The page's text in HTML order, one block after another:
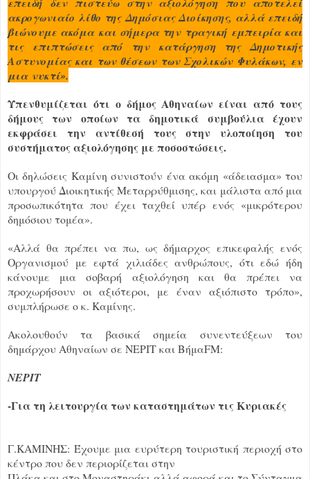
ακρογωνιαίο λίθο της Δημόσιας Διοίκησης, αλλά επειδή
βιώνουμε ακόμα και σήμερα την τραγική εμπειρία και
τις επιπτώσεις από την κατάργηση της Δημοτικής
Αστυνομίας και των θέσεων των Σχολικών Φυλάκων, εν
μια νυκτί».
Υπενθυμίζεται ότι ο δήμος Αθηναίων είναι από τους
δήμους των οποίων τα δημοτικά συμβούλια έχουν
εκφράσει την αντίθεσή τους στην υλοποίηση του
συστήματος αξιολόγησης με ποσοστώσεις.
Οι δηλώσεις Καμίνη συνιστούν ένα ακόμη «άδειασμα» του
υπουργού Διοικητικής Μεταρρύθμισης, και μάλιστα από μια
προσωπικότητα που έχει ταχθεί υπέρ ενός «μικρότερου
δημόσιου τομέα».
«Αλλά θα πρέπει να πω, ως δήμαρχος επικεφαλής ενός
Οργανισμού με εφτά χιλιάδες ανθρώπους, ότι εδώ ήδη
κάνουμε μια σοβαρή αξιολόγηση και θα πρέπει να
προχωρήσουν οι αξιότεροι, με έναν αξιόπιστο τρόπο»,
συμπλήρωσε ο κ. Καμίνης.
Ακολουθούν τα βασικά σημεία συνεντεύξεων του
δημάρχου Αθηναίων σε ΝΕΡΙΤ και ΒήμαFM:
ΝΕΡΙΤ
-Για τη λειτουργία των καταστημάτων τις Κυριακές
Γ.ΚΑΜΙΝΗΣ: Έχουμε μια ευρύτερη τουριστική περιοχή στο
κέντρο που δεν περιορίζεται στην